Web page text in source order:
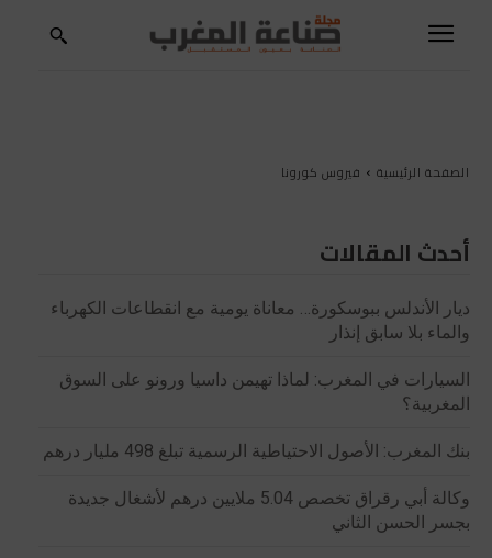
الصفحة الرئيسية فيروس كورونا
أحدث المقالات
ديار الأندلس ببوسكورة… معاناة يومية مع انقطاعات الكهرباء
والماء بلا سابق إنذار
السيارات في المغرب: لماذا تهيمن داسيا ورونو على السوق
المغربية؟
بنك المغرب: الأصول الاحتياطية الرسمية تبلغ 498 مليار درهم
وكالة أبي رقراق تخصص 5.04 ملايين درهم لأشغال جديدة
بجسر الحسن الثاني